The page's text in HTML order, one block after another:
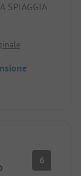
SPIAGGIA
6